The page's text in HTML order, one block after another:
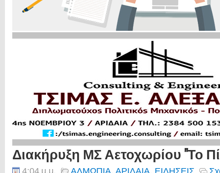
Διακήρυξη ΜΣ Αετοχωρίου "Το
4:04 μ.μ. ΑΛΜΩΠΙΑ, ΑΡΙΔΑΙΑ, ΕΙΔΗΣΕΙΣ